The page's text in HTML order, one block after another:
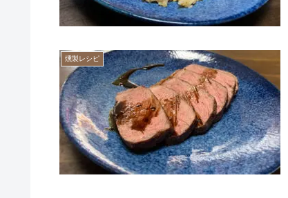
燻製レシピ